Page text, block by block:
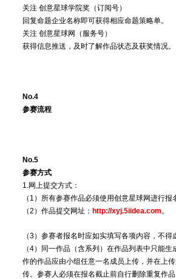
关注 创意星球学院奖（订阅号）
回复命题企业名称即可获得相应命题策略单。
关注 创意星球网（服务号）
获得信息推送，及时了解作品状态及获奖情况。
No.4
参赛流程
No.5
参赛方式
1.网上提交方式：
（1）所有参赛作品必须使用创意星球网进行报
（2）作品提交网址： http://xyj.5iidea.com。
（3）参赛者报名时应如实填写各项内容，不
（4）同一作品（含系列）在作品列表中只能
作的作品应由小组任意一名成员上传，并在上
传。参赛人必须在报名截止前自行删除重复作